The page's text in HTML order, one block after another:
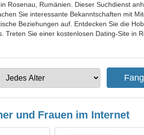
Rosenau, Rumänien. Dieser Suchdienst
Sie interessante Bekanntschaften mit
Beziehungen auf. Entdecken Sie die
Sie einer kostenlosen Dating-Site in
und Frauen im Internet